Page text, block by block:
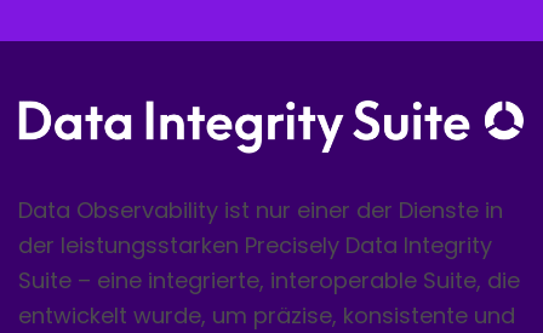
Data Observability ist nur einer der Dienste in
der leistungsstarken Precisely Data Integrity
Suite – eine integrierte, interoperable Suite, die
entwickelt wurde, um präzise, konsistente und